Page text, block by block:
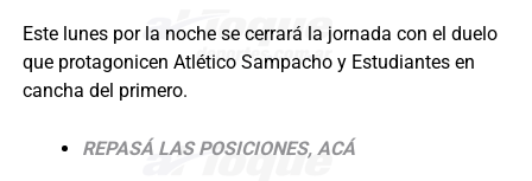
Este lunes por la noche se cerrará la jornada con el duelo
que protagonicen Atlético Sampacho y Estudiantes en
cancha del primero.
REPASÁ LAS POSICIONES, ACÁ